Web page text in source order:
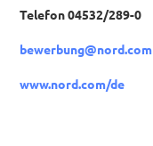
Telefon 04532/289-0
bewerbung@nord.com
www.nord.com/de